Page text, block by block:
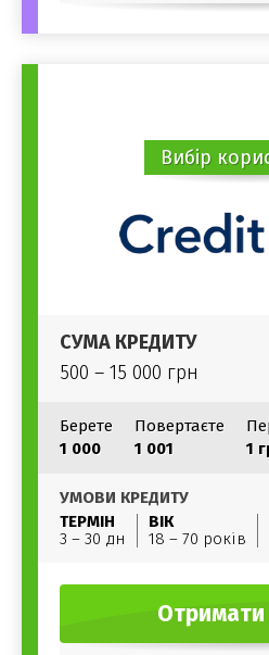
Вибір
СУМА КРЕДИТУ
500 – 15 000 грн
Берете
1 000
Повертаєте
1 001
1
УМОВИ КРЕДИТУ
ТЕРМІН
3 – 30 дн
ВІК
18 – 70 років
Отримати